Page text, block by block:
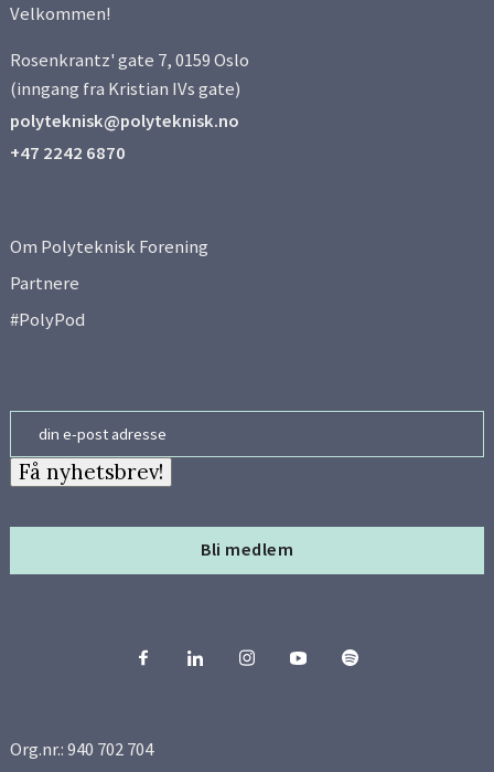
Velkommen!
Rosenkrantz' gate 7, 0159 Oslo
(inngang fra Kristian IVs gate)
polyteknisk@polyteknisk.no
+47 2242 6870
Om Polyteknisk Forening
Partnere
#PolyPod
Bli medlem
Få nyhetsbrev!
Org.nr.: 940 702 704